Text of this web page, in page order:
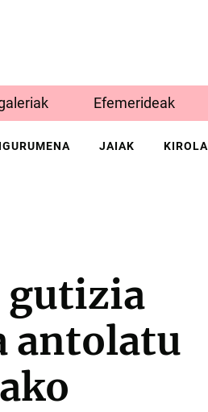
Efemerideak
JAIAK KIROLA
gutizia
antolatu